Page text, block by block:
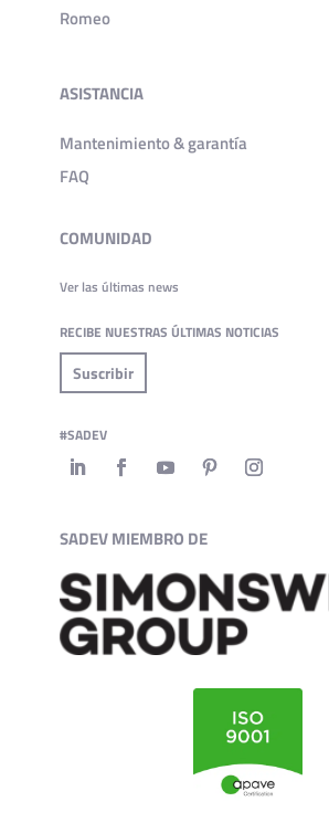
Romeo
ASISTANCIA
Mantenimiento & garantía
FAQ
COMUNIDAD
Ver las últimas news
RECIBE NUESTRAS ÚLTIMAS NOTICIAS
Suscribir
#SADEV
SADEV MIEMBRO DE